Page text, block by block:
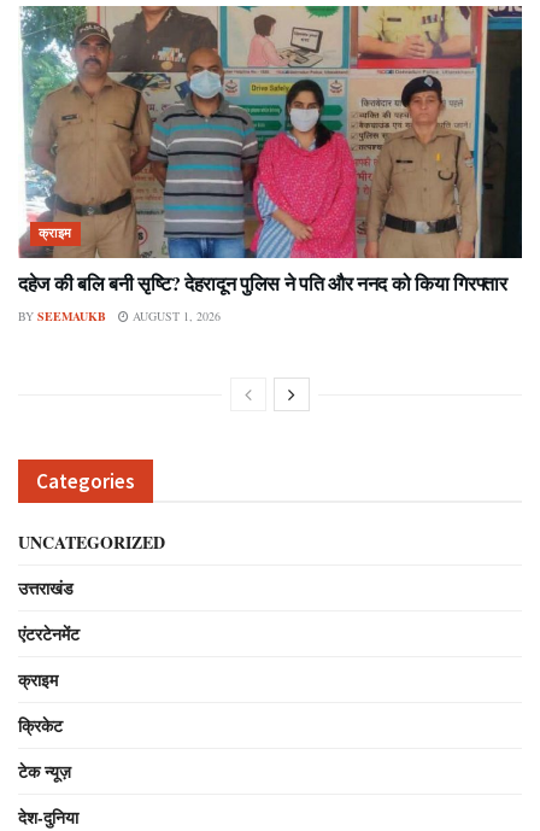
क्राइम
दहेज की बलि बनी सृष्टि? देहरादून पुलिस ने पति और ननद को किया गिरफ्तार
BY SEEMAUKB AUGUST 1, 2026
Categories
UNCATEGORIZED
उत्तराखंड
एंटरटेनमेंट
क्राइम
क्रिकेट
टेक न्यूज़
देश-दुनिया